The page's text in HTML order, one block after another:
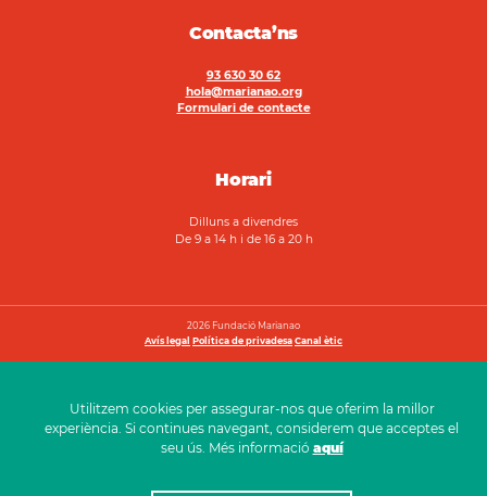
Utilitzem cookies per assegurar-nos que oferim la millor
experiència. Si continues navegant, considerem que acceptes el
seu ús. Més informació aquí
Contacta’ns
93 630 30 62
hola@marianao.org
Formulari de contacte
Horari
Dilluns a divendres
De 9 a 14 h i de 16 a 20 h
2026 Fundació Marianao
Avís legal Política de privadesa Canal ètic